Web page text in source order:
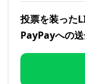
投票を装った
PayPayへの